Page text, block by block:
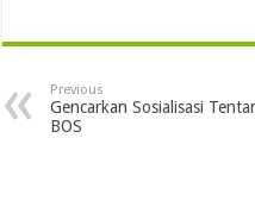
Previous
Gencarkan Sosialisasi
BOS